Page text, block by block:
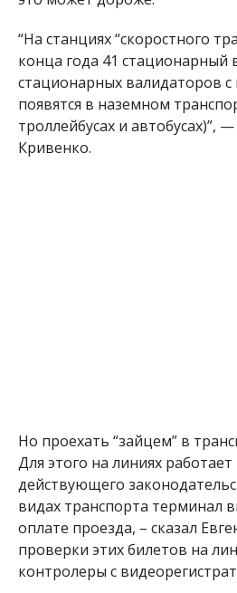
“На станциях “скоростного
конца года 41 стационарный
стационарных валидаторов
появятся в наземном
троллейбусах и автобусах)”,
Кривенко.
Но проехать “зайцем” в
Для этого на линиях
действующего
видах транспорта терминал
оплате проезда, – сказал
проверки этих билетов на
контролеры с